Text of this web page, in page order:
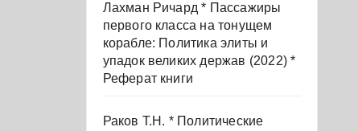
Лахман Ричард * Пассажиры
первого класса на тонущем
корабле: Политика элиты и
упадок великих держав (2022) *
Реферат книги
Раков Т.Н. * Политические